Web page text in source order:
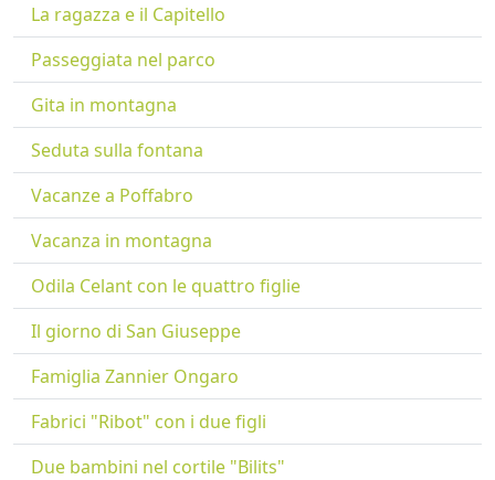
La ragazza e il Capitello
Passeggiata nel parco
Gita in montagna
Seduta sulla fontana
Vacanze a Poffabro
Vacanza in montagna
Odila Celant con le quattro figlie
Il giorno di San Giuseppe
Famiglia Zannier Ongaro
Fabrici "Ribot" con i due figli
Due bambini nel cortile "Bilits"